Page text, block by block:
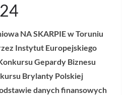
NA SKARPIE w Toruniu
Instytut Europejskiego
Gepardy Biznesu
Brylanty Polskiej
danych finansowych